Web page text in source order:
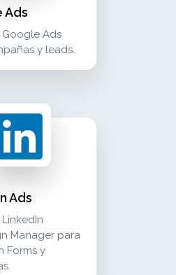
Ads
Ads
y leads.
conecta linkedin campaign
Ads
Manager para
Forms y